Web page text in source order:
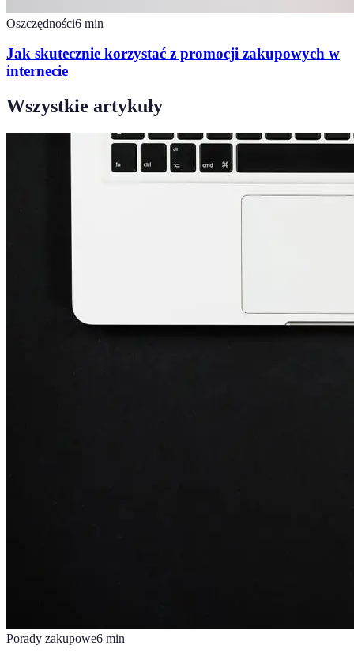
Oszczędności6 min
Jak skutecznie korzystać z promocji zakupowych w
internecie
Wszystkie artykuły
Porady zakupowe6 min